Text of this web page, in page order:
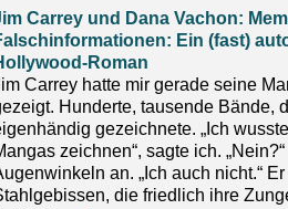
Carrey und Dana Vachon:
Ein (fast)
Roman
Carrey hatte mir gerade seine
Hunderte, tausende Bände,
gezeichnete. „Ich
zeichnen“, sagte ich.
an. „Ich auch nicht.“
die friedlich ihre